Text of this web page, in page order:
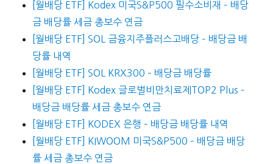
[월배당 ETF] Kodex 미국S&P500 필수소비재 – 배당
금 배당률 세금 총보수 연금
[월배당 ETF] SOL 금융지주플러스고배당 – 배당금 배
당률 내역
[월배당 ETF] SOL KRX300 – 배당금 배당률
[월배당 ETF] Kodex 글로벌비만치료제TOP2 Plus –
배당금 배당률 세금 총보수 연금
[월배당 ETF] KODEX 은행 – 배당금 배당률 내역
[월배당 ETF] KIWOOM 미국S&P500 – 배당금 배당
률 세금 총보수 연금